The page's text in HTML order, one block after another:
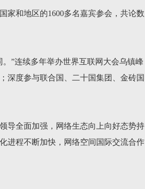
家和地区的1600多名嘉宾参会，共论数
”连续多年举办世界互联网大会乌镇峰
深度参与联合国、二十国集团、金砖国
导全面加强，网络生态向上向好态势持
进程不断加快，网络空间国际交流合作